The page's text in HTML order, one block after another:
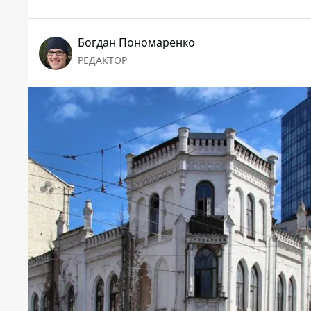
Богдан Пономаренко
РЕДАКТОР